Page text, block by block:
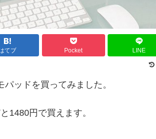
てブ Pocket LINE
ッドを買ってみました。
1480円で買えます。